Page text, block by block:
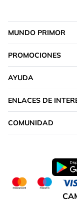
MUNDO PRIMOR
PROMOCIONES
AYUDA
ENLACES DE
COMUNIDAD